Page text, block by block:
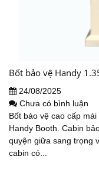
Bốt bảo vệ Handy
24/08/2025
Chưa có bình luận
Bốt bảo vệ cao cấp
Handy Booth. Cabin
quyện giữa sang trọng
cabin có...